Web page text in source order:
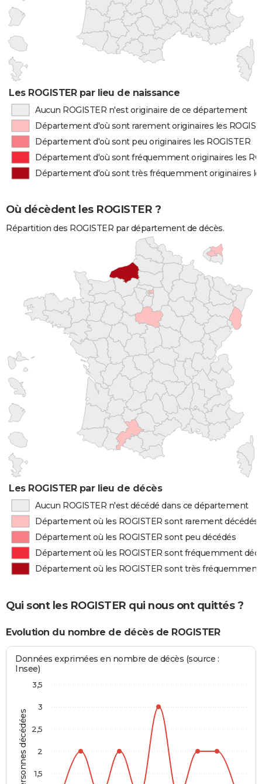
Les ROGISTER par lieu de naissance
Aucun ROGISTER n'est originaire de ce département
Département d'où sont rarement originaires les
Département d'où sont peu originaires les ROGISTER
Département d'où sont fréquemment originaires les
Département d'où sont très fréquemment originaires
Où décèdent les ROGISTER ?
Répartition des ROGISTER par département de décès.
Les ROGISTER par lieu de décès
Aucun ROGISTER n'est décédé dans ce département
Département où les ROGISTER sont rarement décédés
Département où les ROGISTER sont peu décédés
Département où les ROGISTER sont fréquemment
Département où les ROGISTER sont très fréquemment
Qui sont les ROGISTER qui nous ont quittés ?
Evolution du nombre de décès de ROGISTER
Personnes décédées
Données exprimées en nombre de décès (source :
Insee)
1,5
2
2,5
3
3,5